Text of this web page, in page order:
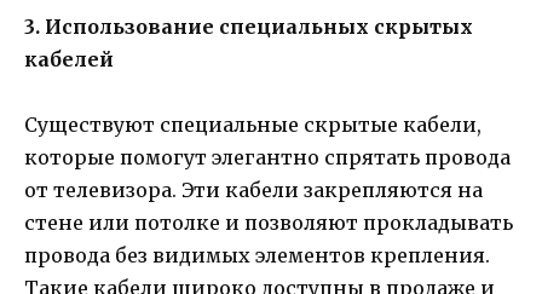
3. Использование специальных скрытых
кабелей
Существуют специальные скрытые кабели,
которые помогут элегантно спрятать провода
от телевизора. Эти кабели закрепляются на
стене или потолке и позволяют прокладывать
провода без видимых элементов крепления.
Такие кабели широко доступны в продаже и